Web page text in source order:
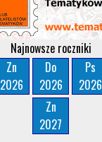
Najnowsze roczniki
Zn
2026
Do
2026
Ps
2026
Zn
2027